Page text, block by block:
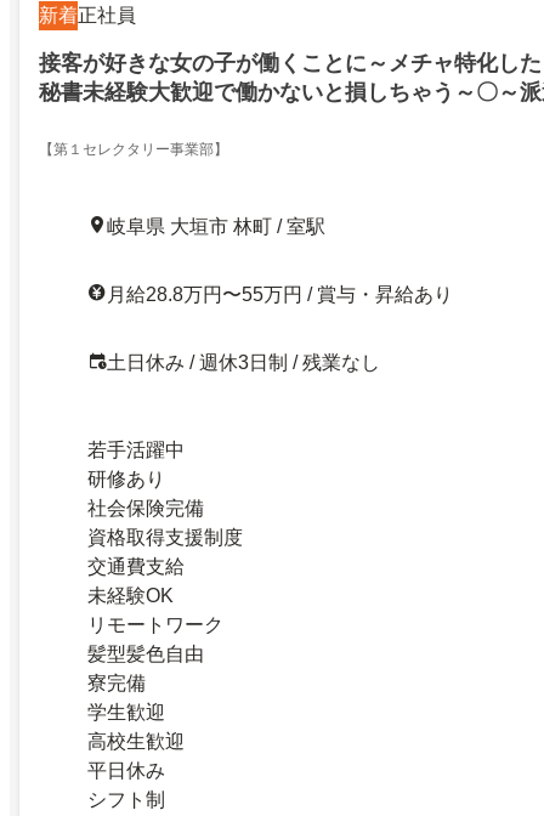
新着正社員
接客が好きな女の子が働くことに～メチャ特化し
秘書未経験大歓迎で働かないと損しちゃう～〇～
×GPXC
【第１セレクタリー事業部】
岐阜県 大垣市 林町 / 室駅
月給28.8万円〜55万円 / 賞与・昇給あり
土日休み / 週休3日制 / 残業なし
若手活躍中
研修あり
社会保険完備
資格取得支援制度
交通費支給
未経験OK
リモートワーク
髪型髪色自由
寮完備
学生歓迎
高校生歓迎
平日休み
シフト制